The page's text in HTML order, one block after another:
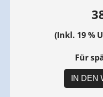
(Inkl. 19 %
Für
IN DEN